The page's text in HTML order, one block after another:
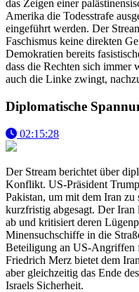
das Zeigen einer
Amerika die Todesstrafe
eingeführt werden. Der
Faschismus keine direkten
Demokratien bereits
dass die Rechten sich immer
auch die Linke zwingt,
Diplomatische
02:15:28
Der Stream berichtet über
Konflikt. US-Präsident
Pakistan, um mit dem Iran zu
kurzfristig abgesagt. Der
ab und kritisiert deren
Minensuchschiffe in die
Beteiligung an US-Angriffen
Friedrich Merz bietet dem
aber gleichzeitig das Ende
Israels Sicherheit.